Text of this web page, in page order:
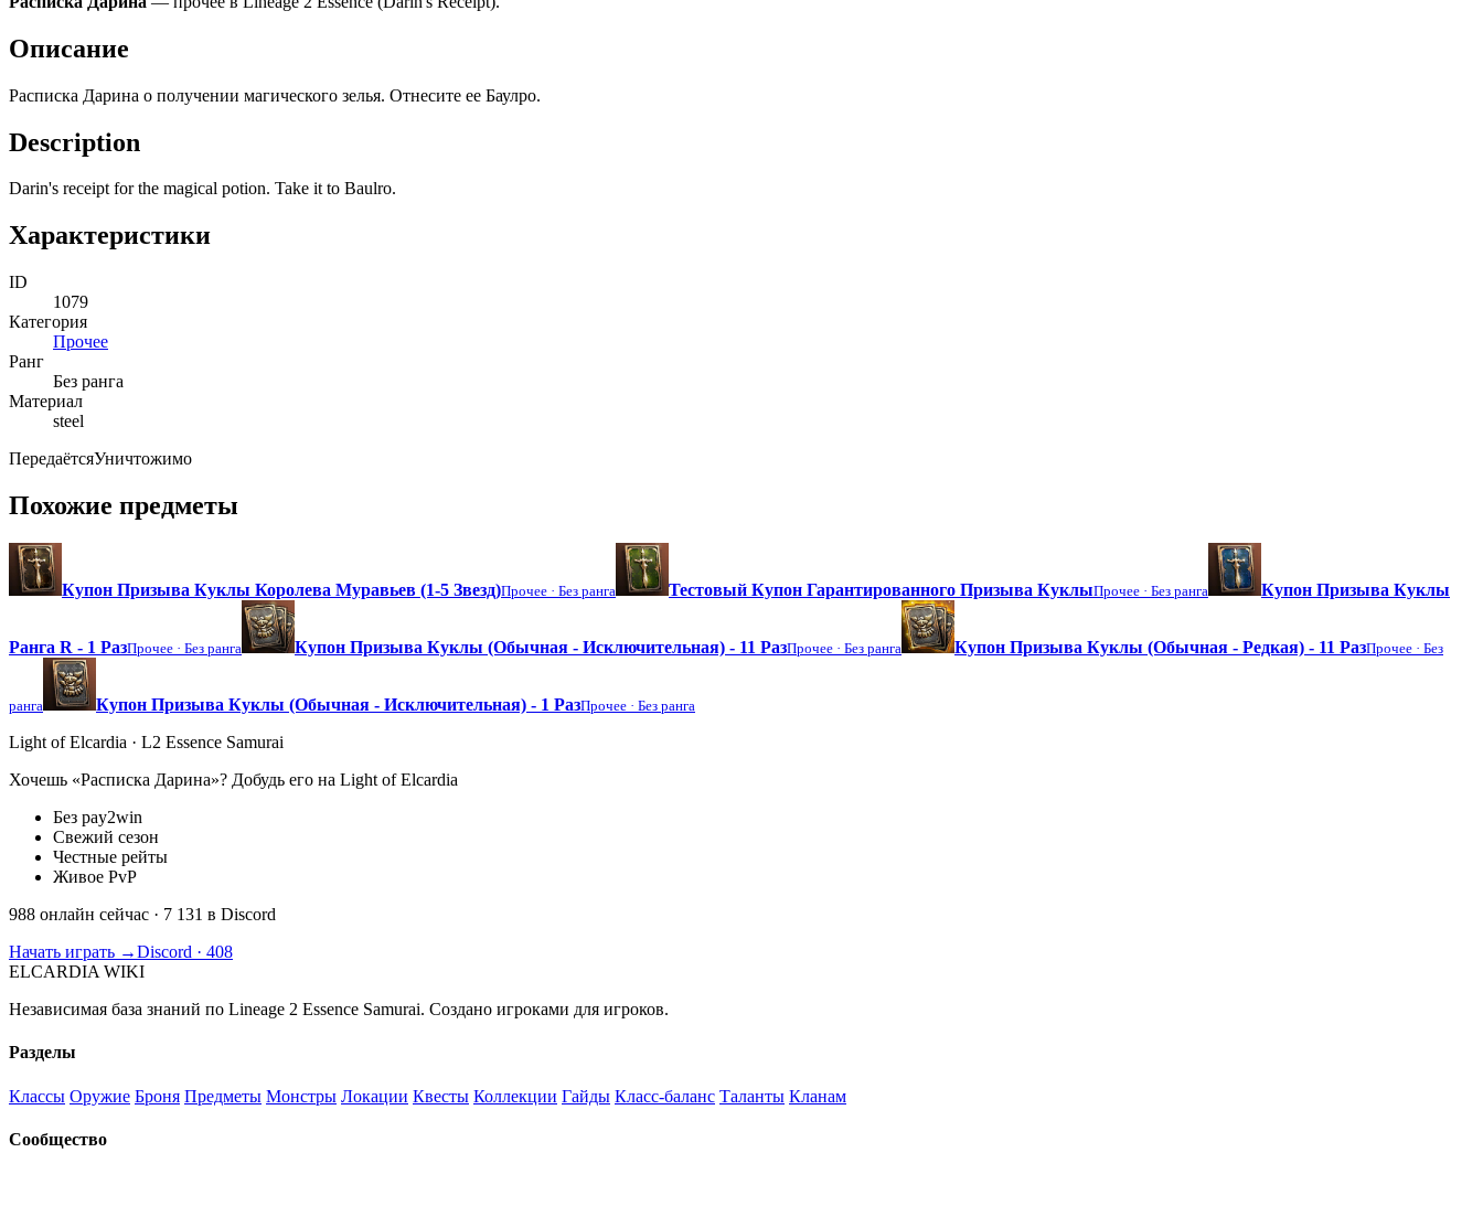
Описание
Расписка Дарина о получении магического зелья. Отнесите ее Баулро.
Description
Darin's receipt for the magical potion. Take it to Baulro.
Характеристики
ID
1079
Категория
Прочее
Ранг
Без ранга
Материал
steel
ПередаётсяУничтожимо
Похожие предметы
Купон Призыва Куклы Королева Муравьев (1-5 Звезд)Прочее · Без ранга Тестовый Купон Гарантированного Призыва КуклыПрочее · Без ранга Купон Призыва Куклы
Ранга R - 1 РазПрочее · Без ранга Купон Призыва Куклы (Обычная - Исключительная) - 11 РазПрочее · Без ранга Купон Призыва Куклы (Обычная - Редкая) - 11 РазПрочее · Без
ранга Купон Призыва Куклы (Обычная - Исключительная) - 1 РазПрочее · Без ранга
Light of Elcardia · L2 Essence Samurai
Хочешь «Расписка Дарина»? Добудь его на Light of Elcardia
Без pay2win
Свежий сезон
Честные рейты
Живое PvP
988 онлайн сейчас · 7 131 в Discord
Начать играть →Discord · 408
ELCARDIA WIKI
Независимая база знаний по Lineage 2 Essence Samurai. Создано игроками для игроков.
Разделы
Классы Оружие Броня Предметы Монстры Локации Квесты Коллекции Гайды Класс-баланс Таланты Кланам
Сообщество